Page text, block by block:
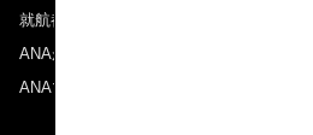
就航都市
ANAがお約束する体験
ANAマイレージクラブ